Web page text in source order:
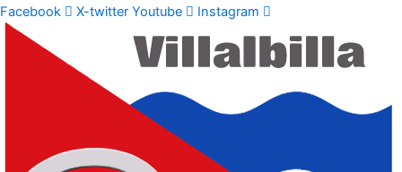
Facebook X-twitter Youtube Instagram